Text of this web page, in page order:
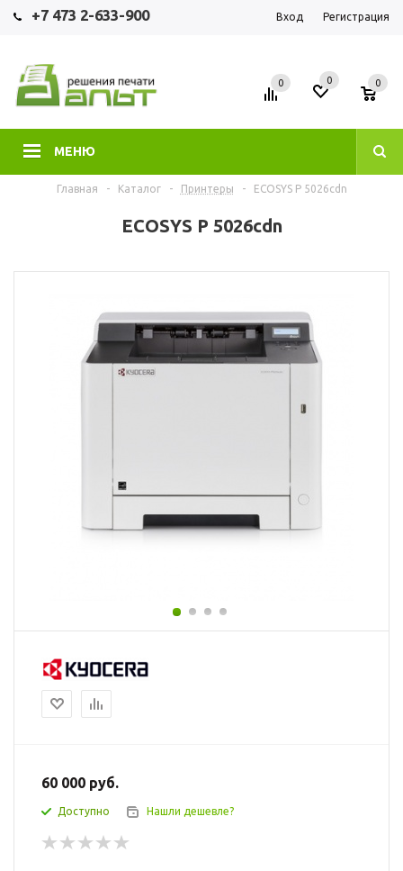
+7 473 2-633-900 Вход Регистрация
МЕНЮ
0 0 0
Главная - Каталог - Принтеры - ECOSYS P 5026cdn
ECOSYS P 5026cdn
60 000 руб.
Доступно Нашли дешевле?